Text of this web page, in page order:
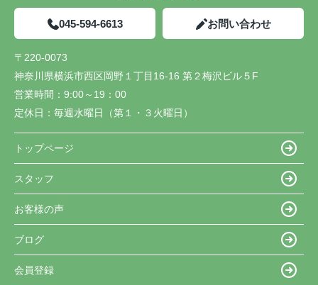
045-594-6613 お問い合わせ
〒220-0073
神奈川県横浜市西区岡野１丁目16-16 第２梅沢ビル５F
営業時間： 9:00～19：00
定休日： 毎週水曜日（第１・３火曜日）
トップページ
スタッフ
お客様の声
ブログ
会員登録